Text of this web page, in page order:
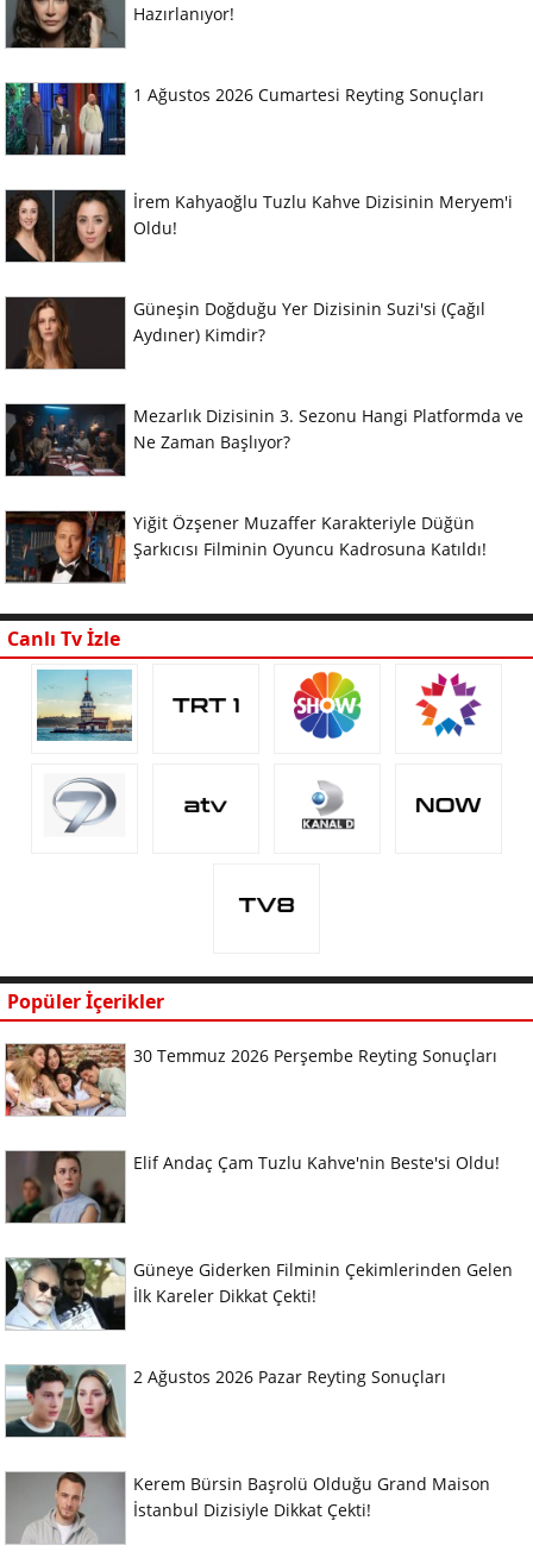
Hazırlanıyor!
1 Ağustos 2026 Cumartesi Reyting Sonuçları
İrem Kahyaoğlu Tuzlu Kahve Dizisinin Meryem'i
Oldu!
Güneşin Doğduğu Yer Dizisinin Suzi'si (Çağıl
Aydıner) Kimdir?
Mezarlık Dizisinin 3. Sezonu Hangi Platformda ve
Ne Zaman Başlıyor?
Yiğit Özşener Muzaffer Karakteriyle Düğün
Şarkıcısı Filminin Oyuncu Kadrosuna Katıldı!
Canlı Tv İzle
Popüler İçerikler
30 Temmuz 2026 Perşembe Reyting Sonuçları
Elif Andaç Çam Tuzlu Kahve'nin Beste'si Oldu!
Güneye Giderken Filminin Çekimlerinden Gelen
İlk Kareler Dikkat Çekti!
2 Ağustos 2026 Pazar Reyting Sonuçları
Kerem Bürsin Başrolü Olduğu Grand Maison
İstanbul Dizisiyle Dikkat Çekti!